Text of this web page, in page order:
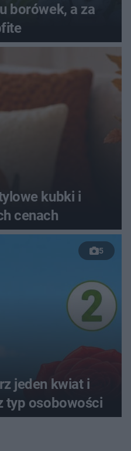
borówek, a za
kubki i
cenach
5
jeden kwiat i
typ osobowości